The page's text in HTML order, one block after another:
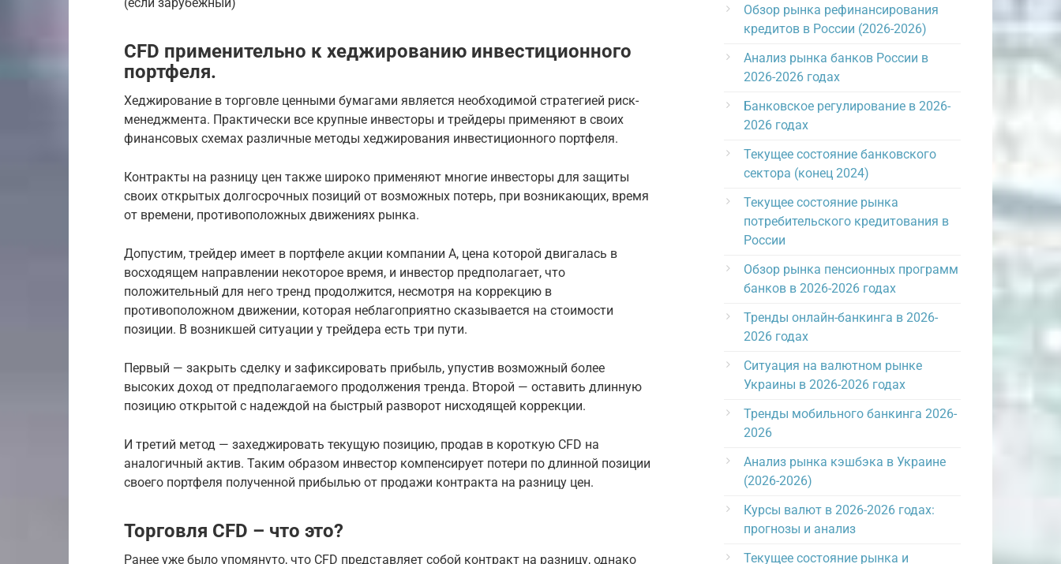
СFD применительно к хеджированию инвестиционного
портфеля.
Хеджирование в торговле ценными бумагами является необходимой стратегией риск-
менеджмента. Практически все крупные инвесторы и трейдеры применяют в своих
финансовых схемах различные методы хеджирования инвестиционного портфеля.
Контракты на разницу цен также широко применяют многие инвесторы для защиты
своих открытых долгосрочных позиций от возможных потерь, при возникающих, время
от времени, противоположных движениях рынка.
Допустим, трейдер имеет в портфеле акции компании А, цена которой двигалась в
восходящем направлении некоторое время, и инвестор предполагает, что
положительный для него тренд продолжится, несмотря на коррекцию в
противоположном движении, которая неблагоприятно сказывается на стоимости
позиции. В возникшей ситуации у трейдера есть три пути.
Первый — закрыть сделку и зафиксировать прибыль, упустив возможный более
высоких доход от предполагаемого продолжения тренда. Второй — оставить длинную
позицию открытой с надеждой на быстрый разворот нисходящей коррекции.
И третий метод — захеджировать текущую позицию, продав в короткую CFD на
аналогичный актив. Таким образом инвестор компенсирует потери по длинной позиции
своего портфеля полученной прибылью от продажи контракта на разницу цен.
Торговля CFD – что это?
Ранее уже было упомянуто, что CFD представляет собой контракт на разницу, однако
Обзор рынка рефинансирования
кредитов в России (2026-2026)
Анализ рынка банков России в
2026-2026 годах
Банковское регулирование в 2026-
2026 годах
Текущее состояние банковского
сектора (конец 2024)
Текущее состояние рынка
потребительского кредитования в
России
Обзор рынка пенсионных программ
банков в 2026-2026 годах
Тренды онлайн-банкинга в 2026-
2026 годах
Ситуация на валютном рынке
Украины в 2026-2026 годах
Тренды мобильного банкинга 2026-
2026
Анализ рынка кэшбэка в Украине
(2026-2026)
Курсы валют в 2026-2026 годах:
прогнозы и анализ
Текущее состояние рынка и